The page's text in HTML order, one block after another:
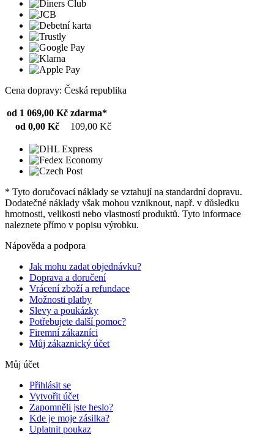
Cena dopravy: Česká republika
od 1 069,00 Kč zdarma*
od 0,00 Kč
109,00 Kč
* Tyto doručovací náklady se vztahují na standardní dopravu.
Dodatečné náklady však mohou vzniknout, např. v důsledku
hmotnosti, velikosti nebo vlastností produktů. Tyto informace
naleznete přímo v popisu výrobku.
Nápověda a podpora
Jak mohu zadat objednávku?
Doprava a doručení
Vrácení zboží a refundace
Možnosti platby
Slevy a poukázky
Potřebujete další pomoc?
Firemní zákazníci
Můj zákaznický účet
Můj účet
Přihlásit se
Vytvořit účet
Zapomněli jste heslo?
Kde je moje zásilka?
Uplatnit poukaz